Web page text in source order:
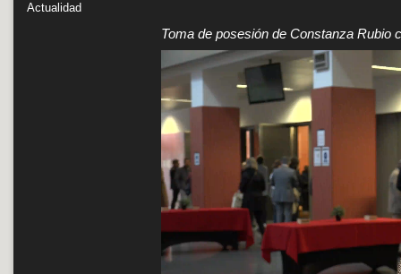
Actualidad
Toma de posesión de Constanza